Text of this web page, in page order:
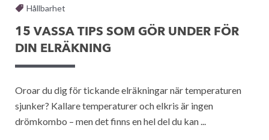
Hållbarhet
15 VASSA TIPS SOM GÖR UNDER FÖR
DIN ELRÄKNING
Oroar du dig för tickande elräkningar när temperaturen
sjunker? Kallare temperaturer och elkris är ingen
drömkombo – men det finns en hel del du kan ...